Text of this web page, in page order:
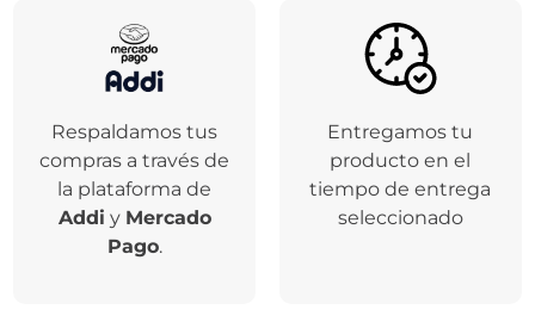
Respaldamos tus
compras a través de
la plataforma de
Addi y Mercado
Pago.
Entregamos tu
producto en el
tiempo de entrega
seleccionado